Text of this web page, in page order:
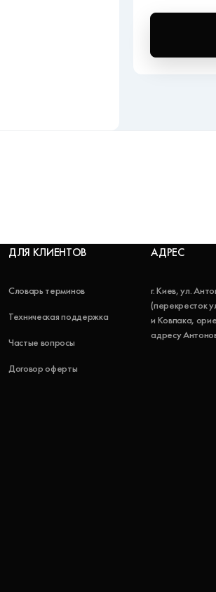
ДЛЯ КЛИЕНТОВ
Словарь терминов
Техническая поддержка
Частые вопросы
Договор оферты
АДРЕС
г. Киев, ул.
(перекресток
и Ковпака,
адресу